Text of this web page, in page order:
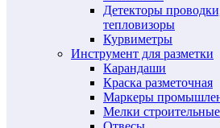
Детекторы
тепловизоры
Курвиметры
Инструмент для разметки
Карандаши
Краска разметочная
Маркеры
Мелки